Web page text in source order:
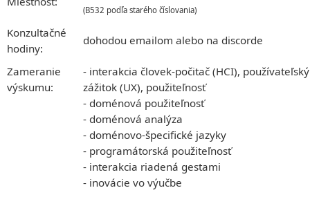
O NÁS
Povedali o nás
KPI v médiách
VÝSKUM
Projekty
Konferencia Informatics
Vedenie katedry
Zamestnanci
Telefónny zoznam
Ubytovanie a stravovanie
Sieť a WiFi
Deň otvorených dverí
Časopis Haló TU
Magazín KPI
Moodle – učebné materiály
Pošta
ZÁVEREČNÉ PRÁCE
ŠTÁTNE SKÚŠKY
Štúdium v zahraničí
Laboratórne miestnosti
Konferencia Informatics
PROJEKTY
Prihlásenie cez TUKE SSO
Spoločnosti
Iné
PROJEKTY
Akcie
Živé IT projekty
T-Systems Hackathon
Chcete prísť prednášať?
Pracovné ponuky pre študentov
(B532 podľa starého číslovania)
Konzultačné
hodiny:
dohodou emailom alebo na discorde
Zameranie
výskumu:
- interakcia človek-počitač (HCI), používateľský
zážitok (UX), použiteľnosť
- doménová použiteľnosť
- doménová analýza
- doménovo-špecifické jazyky
- programátorská použiteľnosť
- interakcia riadená gestami
- inovácie vo výučbe